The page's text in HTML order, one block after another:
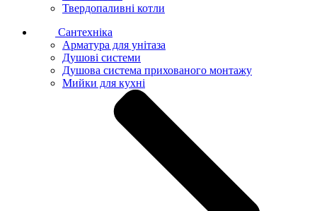
Твердопаливні котли
Сантехніка
Арматура для унітаза
Душові системи
Душова система прихованого монтажу
Мийки для кухні